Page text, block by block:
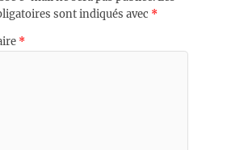
sont indiqués avec *
*